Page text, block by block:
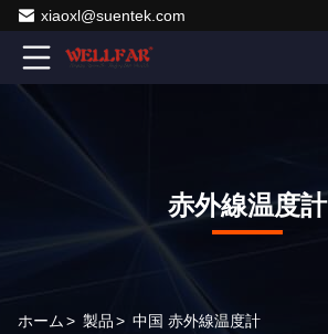
xiaoxl@suentek.com
赤外線温度計
ホーム> 製品> 中国 赤外線温度計